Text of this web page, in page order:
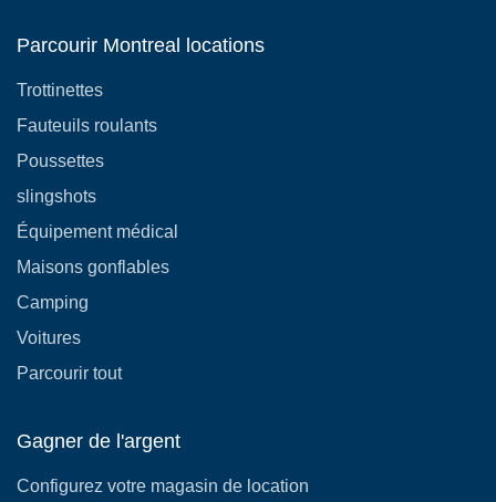
Parcourir Montreal locations
Trottinettes
Fauteuils roulants
Poussettes
slingshots
Équipement médical
Maisons gonflables
Camping
Voitures
Parcourir tout
Gagner de l'argent
Configurez votre magasin de location